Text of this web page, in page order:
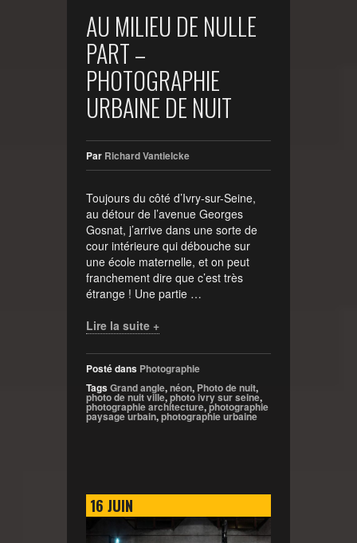
AU MILIEU DE NULLE
PART –
PHOTOGRAPHIE
URBAINE DE NUIT
Par Richard Vantielcke
Toujours du côté d’Ivry-sur-Seine,
au détour de l’avenue Georges
Gosnat, j’arrive dans une sorte de
cour intérieure qui débouche sur
une école maternelle, et on peut
franchement dire que c’est très
étrange ! Une partie …
Lire la suite +
Posté dans Photographie
TagsGrand angle,néon, Photo de nuit,
photo de nuit ville,photo ivry sur seine,
photographie architecture,photographie
paysage urbain,photographie urbaine
16 JUIN